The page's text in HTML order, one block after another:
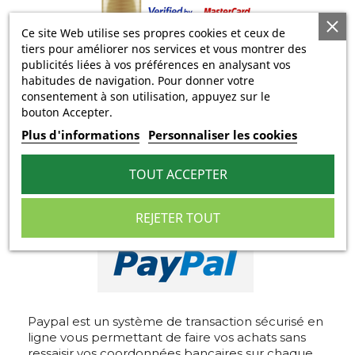
Le système 3D Secure permet de renforcer la
sécurité des paiements en ligne grâce à une
étape supplémentaire de validation de votre
achat, permettant de vérifier que vous êtes bien
le propriétaire de la carte utilisée.
Ce système accepte les cartes CB, Visa,
MasterCard et les cartes privatives telles que :
American Express, JCB, Aurore et Diner’s.
Paiement via Paypal
Paypal est un système de transaction sécurisé en
ligne vous permettant de faire vos achats sans
Ce site Web utilise ses propres cookies et ceux de
tiers pour améliorer nos services et vous montrer des
publicités liées à vos préférences en analysant vos
habitudes de navigation. Pour donner votre
consentement à son utilisation, appuyez sur le
bouton Accepter.
Plus d'informations Personnaliser les cookies
REJETER TOUT
TOUT ACCEPTER